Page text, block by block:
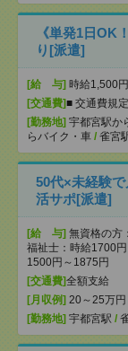
《単発1日OK
り[派遣]
[給 与] 時給1,500
[交通費]■ 交通費規
[勤務地] 宇都宮駅か
らバイク・車 / 雀宮
50代×未経験
活サポ[派遣]
[給 与] 無資格の方
福祉士：時給1700
1500円～1875円
[交通費]全額支給
[月収例] 20～25万円
[勤務地] 宇都宮駅 /